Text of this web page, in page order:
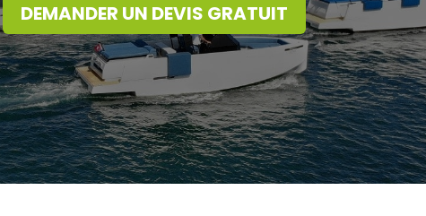
DEMANDER UN DEVIS GRATUIT